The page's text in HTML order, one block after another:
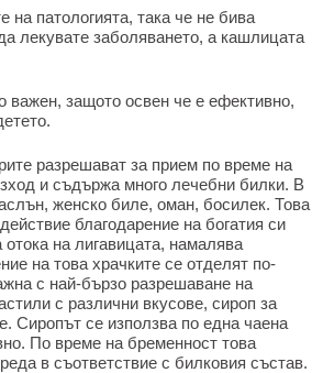
на патологията, така че не бива
лекувате заболяването, а кашлицата
важен, защото освен че е ефективно,
разрешават за прием по време на
и съдържа много лечебни билки. В
женско биле, оман, босилек. Това
благодарение на богатия си
на лигавицата, намалява
на това храчките се отделят по-
с най-бързо разрешаване на
с различни вкусове, сироп за
Сиропът се използва по една чаена
По време на бременност това
в съответствие с билковия състав.